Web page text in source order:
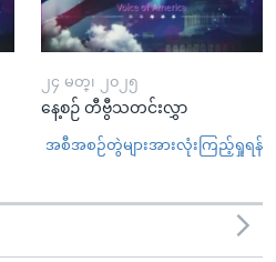
၂၄ မတ္၊ ၂၀၂၅
နေ့စဉ် တီဗွီသတင်းလွှာ
အစီအစဉ်တွဲများအားလုံးကြည့်ရှုရန်